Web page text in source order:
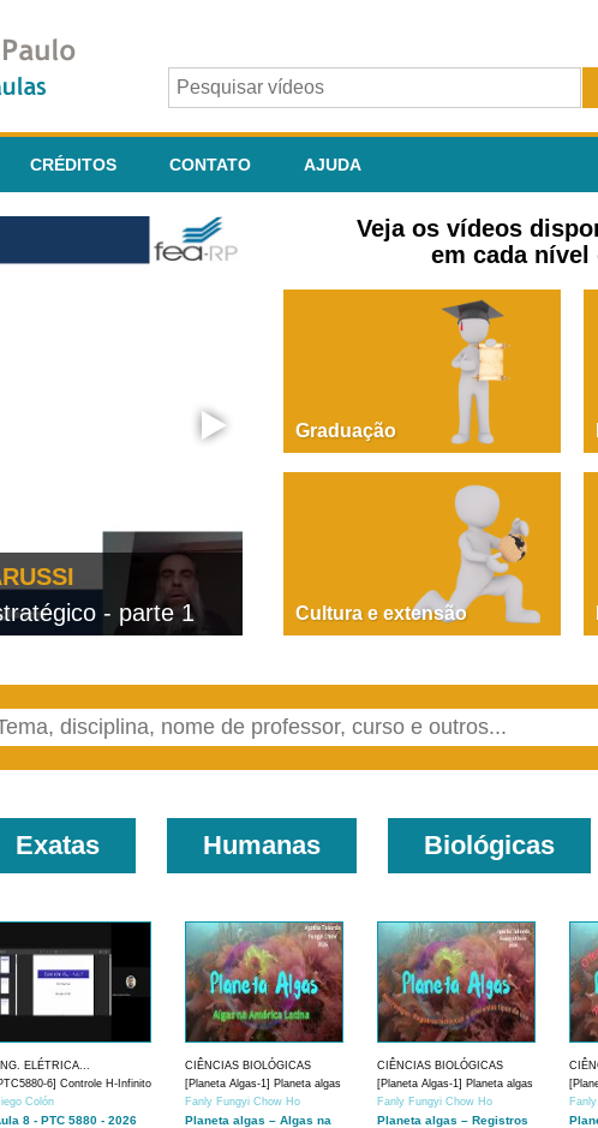
CRÉDITOS CONTATO AJUDA
- parte 1
PAOLA
Dire, fare,
Veja os vídeos
em cada nível
Graduação
Cultura e extensão
Exatas Humanas Biológicas
ELÉTRICA...
6] Controle H-Infinito
Colón
8 - PTC 5880 - 2026
CIÊNCIAS BIOLÓGICAS
[Planeta Algas-1] Planeta algas
Fanly Fungyi Chow Ho
Planeta algas – Algas na
CIÊNCIAS BIOLÓGICAS
[Planeta Algas-1] Planeta algas
Fanly Fungyi Chow Ho
Planeta algas – Registros